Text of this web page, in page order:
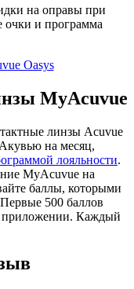
на оправы при
очки и программа
MyAcuvue
линзы Acuvue
на месяц,
лояльности.
MyAcuvue на
баллы, которыми
500 баллов
приложении. Каждый